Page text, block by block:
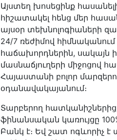
Այստեղ խոսեցինք
հիշատակել հենց մեր
այսօր տեխնոլոգիաների
24/7 ռեժիմով
հաճախորդներին, սակայն ի
մասնաճյուղերի միջոցով
Հայաստանի բոլոր
օդանավակայանում։
Տարբերող
ֆինանսական կառույցը
Բանկ է։ Եվ շատ ոգևորիչ